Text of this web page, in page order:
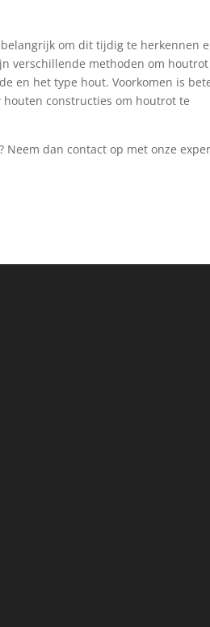
om dit tijdig te herkennen
verschillende methoden om
en het type hout. Voorkomen is
constructies om houtrot te
dan contact op met onze